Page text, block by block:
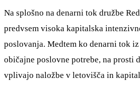
Na splošno na denarni tok družbe
predvsem visoka kapitalska
poslovanja. Medtem ko denarni tok
običajne poslovne potrebe, na prosti
vplivajo naložbe v letovišča in